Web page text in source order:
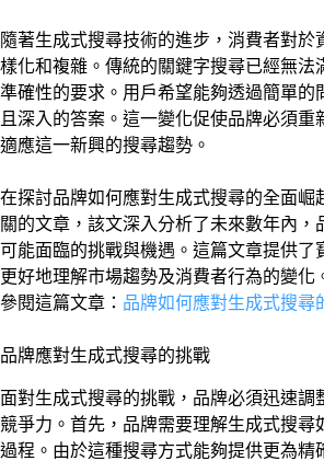
隨著生成式搜尋技術的進步，消費者對於
樣化和複雜。傳統的關鍵字搜尋已經無法
準確性的要求。用戶希望能夠透過簡單的
且深入的答案。這一變化促使品牌必須重
適應這一新興的搜尋趨勢。
在探討品牌如何應對生成式搜尋的全面崛
關的文章，該文深入分析了未來數年內，
可能面臨的挑戰與機遇。這篇文章提供了
更好地理解市場趨勢及消費者行為的變化
參閱這篇文章： 品牌如何應對生成式搜尋
品牌應對生成式搜尋的挑戰
面對生成式搜尋的挑戰，品牌必須迅速調
競爭力。首先，品牌需要理解生成式搜尋
過程。由於這種搜尋方式能夠提供更為精